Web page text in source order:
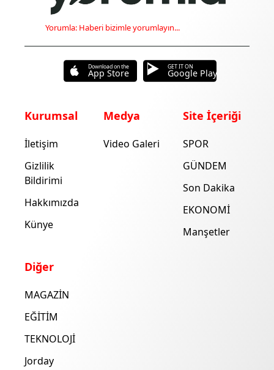
Yorumla: Haberi bizimle yorumlayın...
Download on the
App Store
GET IT ON
Google Play
Kurumsal
İletişim
Gizlilik
Bildirimi
Hakkımızda
Künye
Medya
Video Galeri
Site İçeriği
SPOR
GÜNDEM
Son Dakika
EKONOMİ
Manşetler
Diğer
MAGAZİN
EĞİTİM
TEKNOLOJİ
Jorday